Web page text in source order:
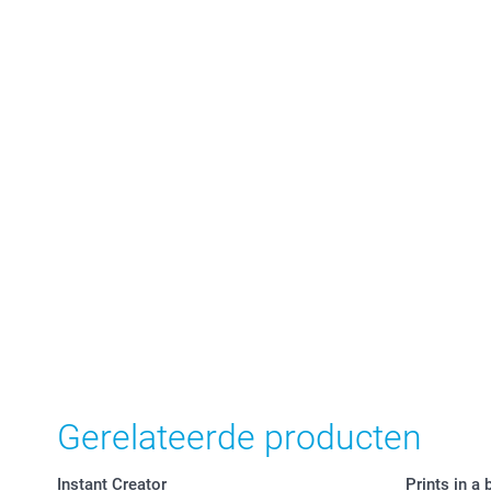
Gerelateerde producten
Instant Creator
Prints in a